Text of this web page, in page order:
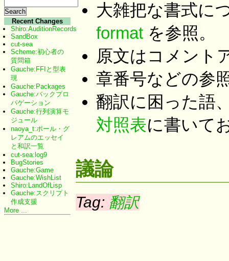
大雑把な書式に
format を参照。
原文はコメント
章番号などの参
翻訳に困った語
対照表に書いて
議論
Tag: 翻訳
Recent Changes
Shiro:AuditionRecords
SandBox
cut-sea
Scheme:初心者の
質問箱
Gauche:FFIと型表
現
Gauche:Packages
Gauche:バックプロ
パゲーション
Gauche:行列演算モ
ジュール
naoya_t:ポール・グ
レアムのエッセイ
と和訳一覧
cut-sea:log9
BugStories
Gauche:Game
Gauche:WishList
Shiro:LandOfLisp
Gauche:スクリプト
作成支援
More ...